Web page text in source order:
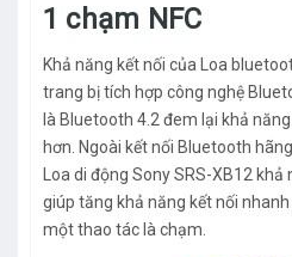
1 chạm NFC
Khả năng kết nối của Loa
trang bị tích hợp công nghệ
là Bluetooth 4.2 đem lại khả
hơn. Ngoài kết nối Bluetooth
Loa di động Sony SRS-XB12
giúp tăng khả năng kết nối
một thao tác là chạm.